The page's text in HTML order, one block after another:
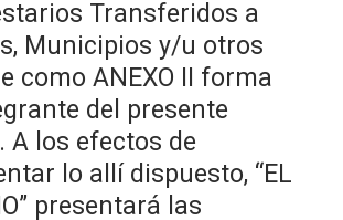
Transferidos a
Municipios y/u otros
como ANEXO II forma
del presente
A los efectos de
lo allí dispuesto, “EL
presentará las